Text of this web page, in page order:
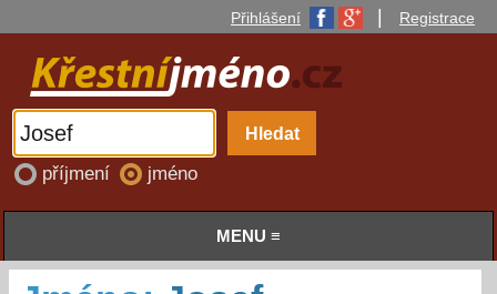
Přihlášení Registrace
příjmení jméno
MENU ≡